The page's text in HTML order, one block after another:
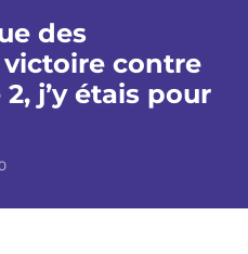
des
contre
j’y étais pour